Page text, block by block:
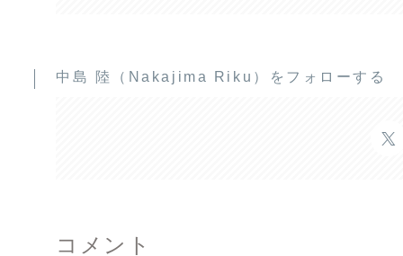
中島 陸（Nakajima Riku）をフォローする
コメント